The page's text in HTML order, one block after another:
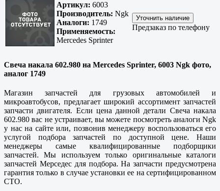
Артикул: 6003
Производитель: Ngk
Аналоги: 1749
Применяемость:
Mercedes Sprinter
Предзаказ по телефону
Свеча накала 602.980 на Mercedes Sprinter, 6003 Ngk фото,
аналог 1749
Магазин запчастей для грузовых автомобилей и
микроавтобусов, предлагает широкий ассортимент запчастей
запчасти двигателя. Если цена данной детали Свеча накала
602.980 вас не устраивает, вы можете посмотреть аналоги Ngk
у нас на сайте или, позвонив менеджеру воспользоваться его
услугой подбора запчастей по доступной цене. Наши
менеджеры самые квалифицированные подборщики
запчастей. Мы используем только оригинальные каталоги
запчастей Мерседес для подбора. На запчасти предусмотрена
гарантия только в случае установки ее на сертифицированном
СТО.